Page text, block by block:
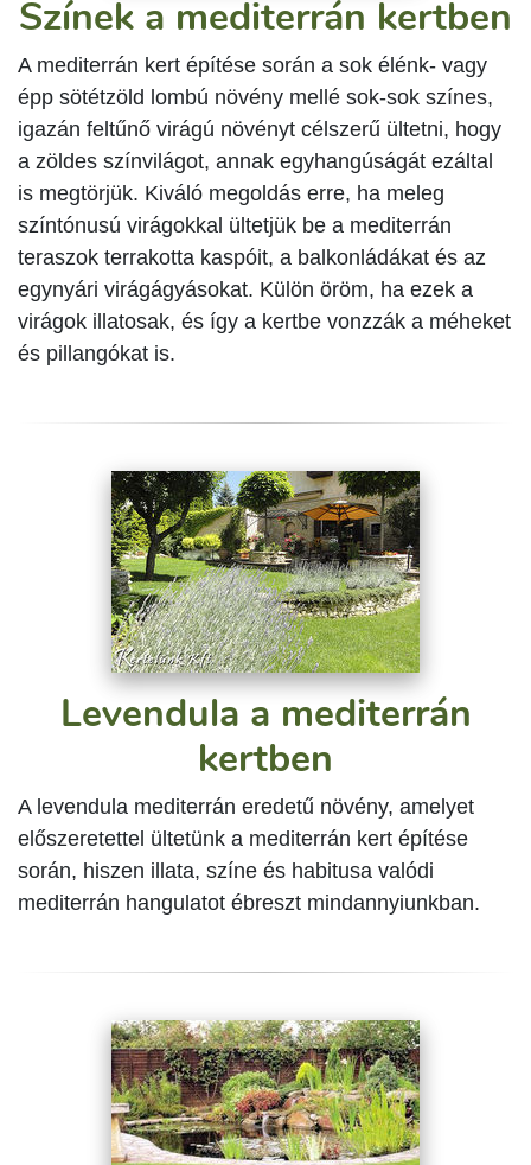
Színek a mediterrán kertben
A mediterrán kert építése során a sok élénk- vagy
épp sötétzöld lombú növény mellé sok-sok színes,
igazán feltűnő virágú növényt célszerű ültetni, hogy
a zöldes színvilágot, annak egyhangúságát ezáltal
is megtörjük. Kiváló megoldás erre, ha meleg
színtónusú virágokkal ültetjük be a mediterrán
teraszok terrakotta kaspóit, a balkonládákat és az
egynyári virágágyásokat. Külön öröm, ha ezek a
virágok illatosak, és így a kertbe vonzzák a méheket
és pillangókat is.
Levendula a mediterrán
kertben
A levendula mediterrán eredetű növény, amelyet
előszeretettel ültetünk a mediterrán kert építése
során, hiszen illata, színe és habitusa valódi
mediterrán hangulatot ébreszt mindannyiunkban.